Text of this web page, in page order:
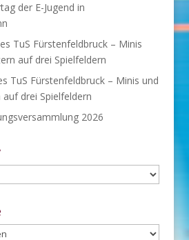
der E-Jugend in
TuS Fürstenfeldbruck – Minis
auf drei Spielfeldern
TuS Fürstenfeldbruck – Minis und
drei Spielfeldern
2026